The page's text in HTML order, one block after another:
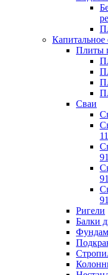
Капитальное
Плиты
Сваи
91
91
91
Ригели
Балки